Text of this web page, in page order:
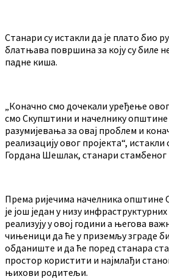
Станари су истакли да је плато био
блатњава површина за коју су биле
падне киша.
„Коначно смо дочекали уређење
смо Скупштини и начелнику општине
разумијевања за овај проблем и
реализацију овог пројекта“,
Гордана Шешлак, станари стамбеног
Према ријечима начелника општине
је још један у низу инфраструктурних
реализују у овој години а његова
чињеници да ће у приземљу зграде
обданиште и да ће поред станара
простор користити и најмлађи
њихови родитељи.